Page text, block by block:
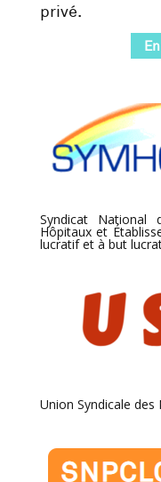
privé.
Syndicat National
Hôpitaux et
lucratif et à but
Union Syndicale